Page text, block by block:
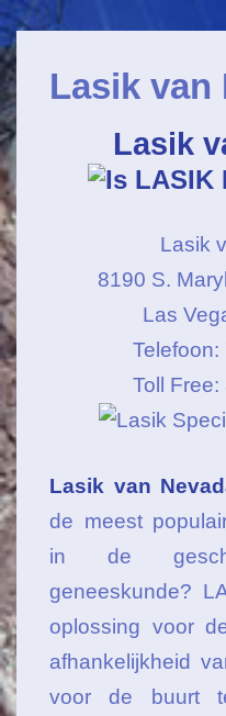
↓
Door
naar
hoofdmenu
Hoofdnavigatie
Lasik van
Lasik
Lasik
8190 S.
Las
Toll
Lasik van
de meest
in de
geneeskunde?
oplossing voor
afhankelijkheid
voor de buurt